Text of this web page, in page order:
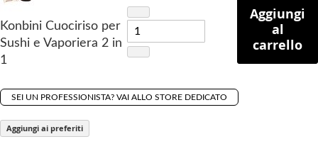
h
e
i
a
Konbini Cuociriso per
Sushi e Vaporiera 2 in
1
Aggiungi
al
carrello
SEI UN PROFESSIONISTA? VAI ALLO STORE DEDICATO
Aggiungi ai preferiti